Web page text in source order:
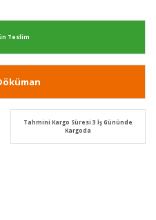
Teslim
Tahmini Kargo Süresi 3 İş Gününde
Kargoda